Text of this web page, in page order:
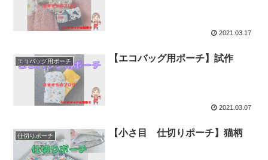
2021.03.17
エコバッグ用ポーチ 【エコバッグ用ポーチ】試作
2021.03.07
仕切りポーチ 【小さ目 仕切りポーチ】猫柄